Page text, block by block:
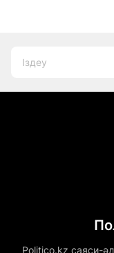
Politico.kz саяси-